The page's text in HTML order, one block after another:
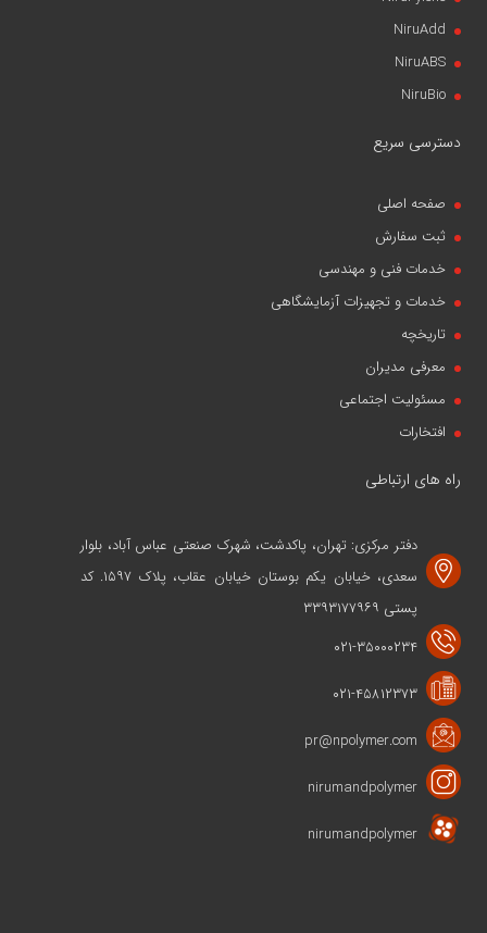
NiruAdd
NiruABS
NiruBio
دسترسی سریع
صفحه اصلی
ثبت سفارش
خدمات فنی و مهندسی
خدمات و تجهیزات آزمایشگاهی
تاریخچه
معرفی مدیران
مسئولیت اجتماعی
افتخارات
راه های ارتباطی
دفتر مرکزی: تهران، پاکدشت، شهرک صنعتی عباس آباد، بلوار
سعدی، خیابان یکم بوستان خیابان عقاب، پلاک ۱۵۹۷. کد
پستی ۳۳۹۳۱۷۷۹۶۹
۰۲۱-۳۵۰۰۰۲۳۴
۰۲۱-۴۵۸۱۲۳۷۳
pr@npolymer.com
nirumandpolymer
nirumandpolymer